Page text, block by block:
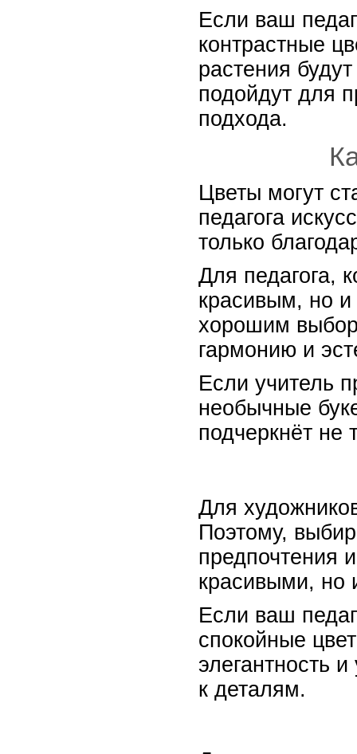
Если ваш
контрастные
растения
подойдут для
подхода.
Цветы могут
педагога
только
Для педагога,
красивым, но
хорошим
гармонию и
Если учитель
необычные
подчеркнёт не
Для
Поэтому,
предпочтения
красивыми, но
Если ваш
спокойные
элегантность
к деталям.